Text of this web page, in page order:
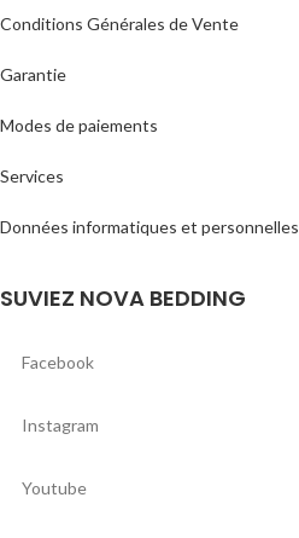
Conditions Générales de Vente
Garantie
Modes de paiements
Services
Données informatiques et personnelles
SUVIEZ NOVA BEDDING
Facebook
Instagram
Youtube